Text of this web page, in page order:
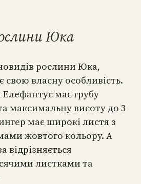
Юка
рослини Юка,
свою власну особливість.
має грубу
максимальну висоту до 3
має широкі листя з
жовтого кольору. А
листками та